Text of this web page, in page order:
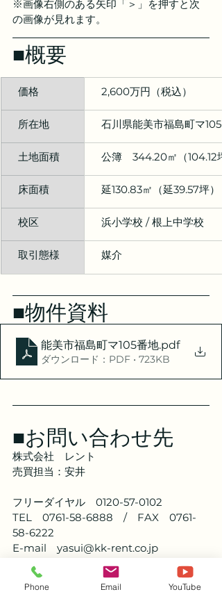
※画像右側のある矢印「＞」を押すと次
の画像が見れます。
■概要
価格 2,600万円（税込）
所在地 石川県能美市福島町マ105
土地面積 公簿　344.20㎡（104.12
床面積 延130.83㎡（延39.57坪）
校区 浜小学校 / 根上中学校
取引態様 媒介
■物件資料
能美市福島町マ105番地.pdf
ダウンロード：PDF • 723KB
■お問い合わせ先
株式会社　レント
売買担当：安井
フリーダイヤル　0120-57-0102
TEL　0761-58-6888　/　FAX　0761-
58-6222
E-mail　yasui@kk-rent.co.jp
売買
売建物
Phone Email YouTube